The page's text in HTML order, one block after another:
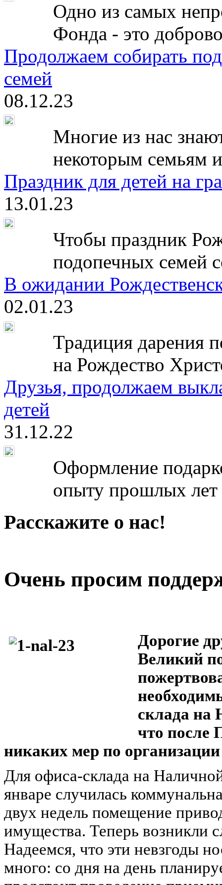
Одно из самых
Фонда - это
Продолжаем собирать
семей
08.12.23
Многие из нас
некоторым семьям
Праздник для детей на
13.01.23
Чтобы праздник
подопечных семей
В ожидании
02.01.23
Традиция дарения
на Рождество
Друзья, продолжаем
детей
31.12.22
Оформление
опыту прошлых
Расскажите о нас!
Очень просим
Дорогие
Великий
склада на
что после
никаких мер по организации
Для офиса-склада на
январе случилась
двух недель помещение
имущества. Теперь возникли
Надеемся, что эти невзгоды
много: со дня на день